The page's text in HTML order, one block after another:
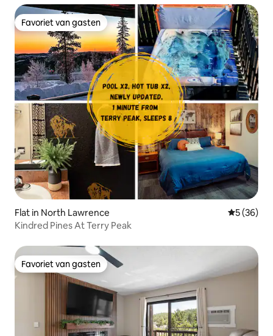
Favoriet van gasten
Favoriet van gasten
Flat in North Lawrence
5 (36)
Kindred Pines At Terry Peak
Favoriet van gasten
Favoriet van gasten